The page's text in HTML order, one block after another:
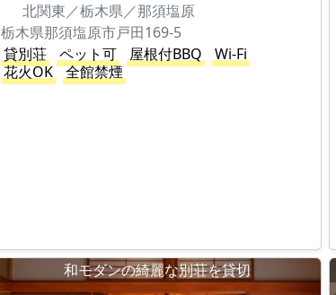
北関東／栃木県／那須塩原
栃木県那須塩原市戸田169-5
貸別荘
ペット可 屋根付BBQ
Wi-Fi
花火OK
全館禁煙
和モダンの綺麗な別荘を貸切